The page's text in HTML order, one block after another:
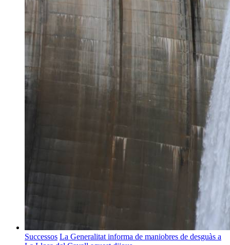
Successos La Generalitat informa de maniobres de desguàs a